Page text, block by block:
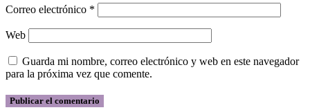
Correo electrónico *
Web
Guarda mi nombre, correo electrónico y web en este navegador
para la próxima vez que comente.